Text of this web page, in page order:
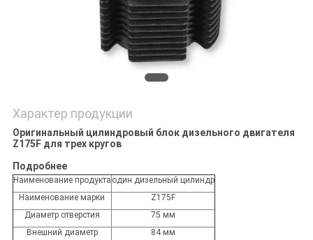
Характер продукции
Оригинальный цилиндровый блок дизельного двигателя
Z175F для трех кругов
Подробнее
Наименование продукта один дизельный цилиндр
Наименование марки
Z175F
Диаметр отверстия
75 мм
Внешний диаметр
84 мм